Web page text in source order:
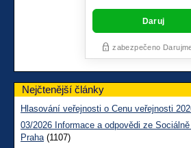
Nejčtenější články
Hlasování veřejnosti o Cenu veřejnosti
03/2026 Informace a odpovědi ze
Praha(1107)